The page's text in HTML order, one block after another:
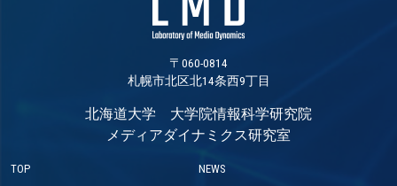
〒060-0814
札幌市北区北14条西9丁目
北海道大学 大学院情報科学研究院
メディアダイナミクス研究室
TOP NEWS